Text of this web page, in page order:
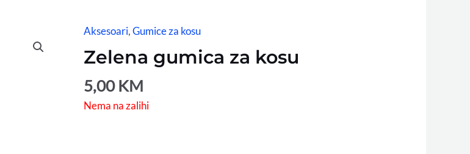
Aksesoari,Gumice za kosu
Zelena gumica za kosu
5,00 KM
Nema na zalihi